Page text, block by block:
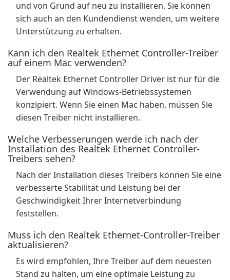
und von Grund auf neu zu installieren. Sie können
sich auch an den Kundendienst wenden, um weitere
Unterstützung zu erhalten.
Kann ich den Realtek Ethernet Controller-Treiber
auf einem Mac verwenden?
Der Realtek Ethernet Controller Driver ist nur für die
Verwendung auf Windows-Betriebssystemen
konzipiert. Wenn Sie einen Mac haben, müssen Sie
diesen Treiber nicht installieren.
Welche Verbesserungen werde ich nach der
Installation des Realtek Ethernet Controller-
Treibers sehen?
Nach der Installation dieses Treibers können Sie eine
verbesserte Stabilität und Leistung bei der
Geschwindigkeit Ihrer Internetverbindung
feststellen.
Muss ich den Realtek Ethernet-Controller-Treiber
aktualisieren?
Es wird empfohlen, Ihre Treiber auf dem neuesten
Stand zu halten, um eine optimale Leistung zu